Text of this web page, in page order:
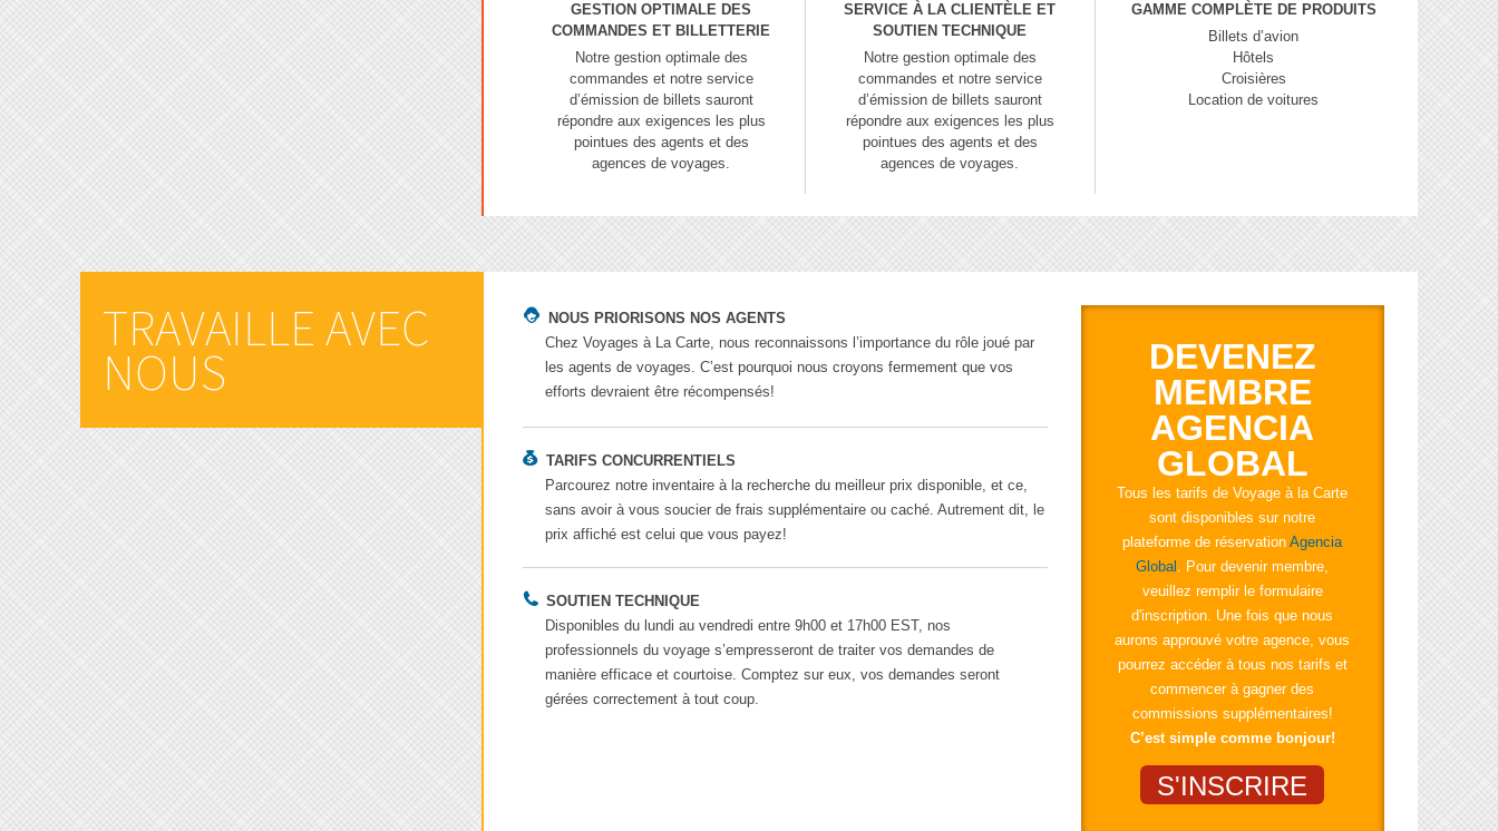
GESTION OPTIMALE DES
COMMANDES ET BILLETTERIE
Notre gestion optimale des
commandes et notre service
d’émission de billets sauront
répondre aux exigences les plus
pointues des agents et des
agences de voyages.
SERVICE À LA CLIENTÈLE ET
SOUTIEN TECHNIQUE
Notre gestion optimale des
commandes et notre service
d’émission de billets sauront
répondre aux exigences les plus
pointues des agents et des
agences de voyages.
GAMME COMPLÈTE DE PRODUITS
Billets d’avion
Hôtels
Croisières
Location de voitures
TRAVAILLE AVEC
NOUS

NOUS PRIORISONS NOS AGENTS
Chez Voyages à La Carte, nous reconnaissons l’importance du rôle joué par
les agents de voyages. C’est pourquoi nous croyons fermement que vos
efforts devraient être récompensés!
💰 TARIFS CONCURRENTIELS
Parcourez notre inventaire à la recherche du meilleur prix disponible, et ce,
sans avoir à vous soucier de frais supplémentaire ou caché. Autrement dit, le
prix affiché est celui que vous payez!
📞 SOUTIEN TECHNIQUE
Disponibles du lundi au vendredi entre 9h00 et 17h00 EST, nos
professionnels du voyage s’empresseront de traiter vos demandes de
manière efficace et courtoise. Comptez sur eux, vos demandes seront
gérées correctement à tout coup.
DEVENEZ
MEMBRE
AGENCIA
GLOBAL
Tous les tarifs de Voyage à la Carte
sont disponibles sur notre
plateforme de réservationAgencia
Global . Pour devenir membre,
veuillez remplir le formulaire
d'inscription. Une fois que nous
aurons approuvé votre agence, vous
pourrez accéder à tous nos tarifs et
commencer à gagner des
commissions supplémentaires!
C’est simple comme bonjour!
S'INSCRIRE